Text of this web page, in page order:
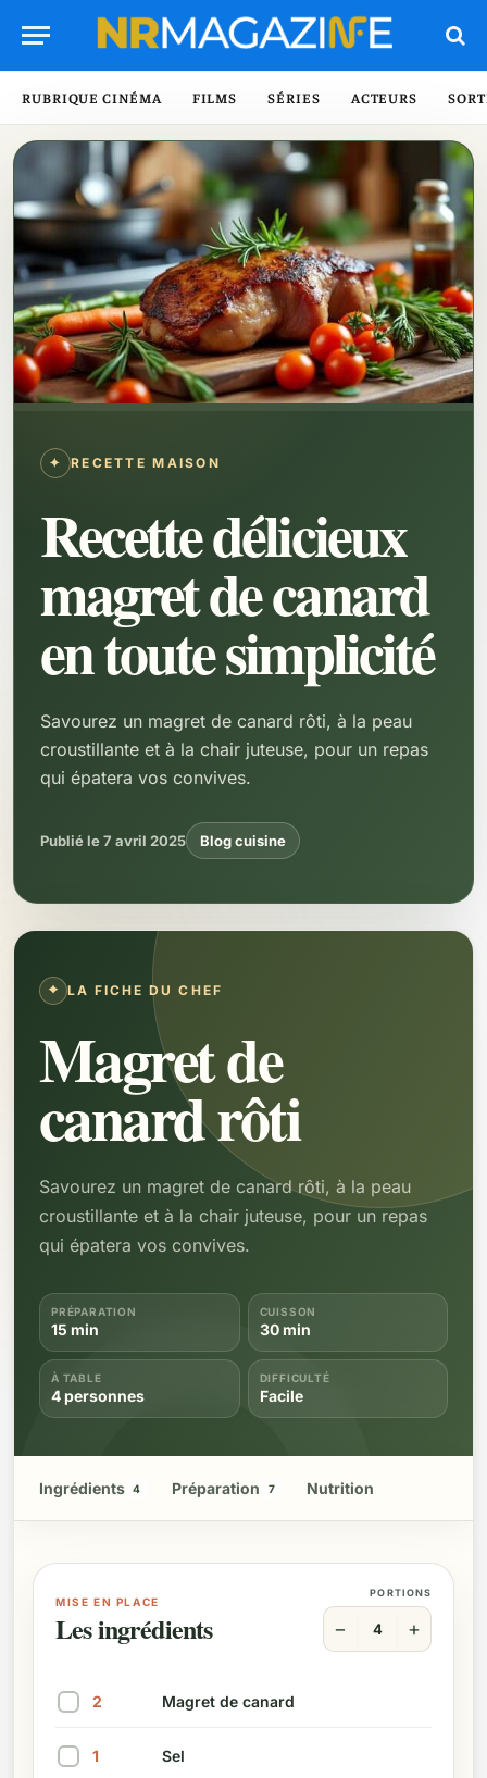
RUBRIQUE CINÉMA FILMS SÉRIES ACTEURS
✦ RECETTE MAISON
Recette délicieux
magret de canard
en toute simplicité
Savourez un magret de canard rôti, à la peau
croustillante et à la chair juteuse, pour un repas
qui épatera vos convives.
Publié le 7 avril 2025 Blog cuisine
LA FICHE DU CHEF
Magret de
canard rôti
Savourez un magret de canard rôti, à la peau
croustillante et à la chair juteuse, pour un repas
qui épatera vos convives.
PRÉPARATION
15 min
CUISSON
30 min
À TABLE
4 personnes
DIFFICULTÉ
Facile
Ingrédients 4 Préparation 7 Nutrition
MISE EN PLACE
Les ingrédients
PORTIONS
− 4 +
2 Magret de canard
1 Sel